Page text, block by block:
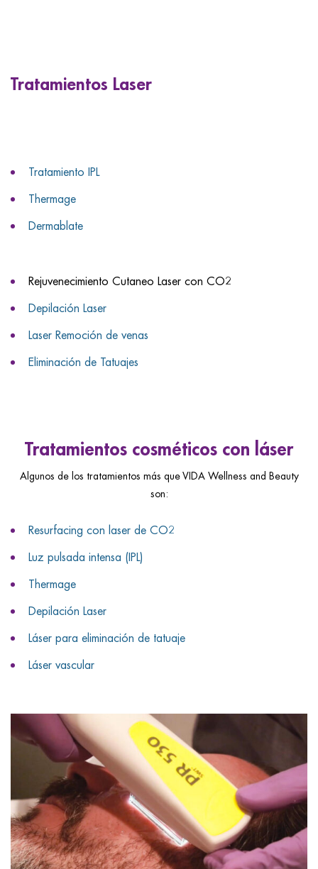
Tratamientos Laser
Tratamiento IPL
Thermage
Dermablate
Rejuvenecimiento Cutaneo Laser con CO2
Depilación Laser
Laser Remoción de venas
Eliminación de Tatuajes
Tratamientos cosméticos con láser
Algunos de los tratamientos más que VIDA Wellness and Beauty
son:
Resurfacing con laser de CO2
Luz pulsada intensa (IPL)
Thermage
Depilación Laser
Láser para eliminación de tatuaje
Láser vascular